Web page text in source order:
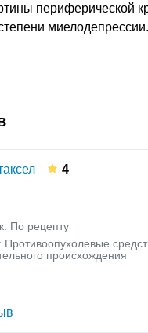
периферической
миелодепрессии.
4
По рецепту
Противоопухолевые
происхождения